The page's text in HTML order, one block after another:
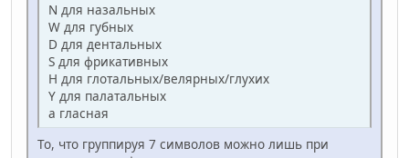
N для назальных
W для губных
D для дентальных
S для фрикативных
H для глотальных/велярных/глухих
Y для палатальных
a гласная
То, что группируя 7 символов можно лишь при